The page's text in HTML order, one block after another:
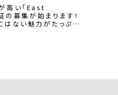
高い「East
募集が始まります！
はない魅力がたっぷり